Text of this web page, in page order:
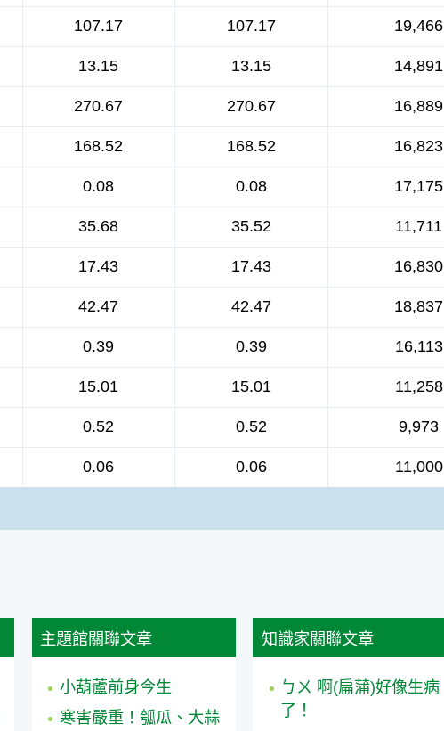
107.17 107.17 19,466
13.15 13.15 14,891
270.67 270.67 16,889
168.52 168.52 16,823
0.08 0.08 17,175
35.68 35.52 11,711
17.43 17.43 16,830
42.47 42.47 18,837
0.39 0.39 16,113
15.01 15.01 11,258
0.52 0.52 9,973
0.06 0.06 11,000
主題館關聯文章
小葫蘆前身今生
寒害嚴重！瓠瓜、大蒜
知識家關聯文章
ㄅㄨ 啊(扁蒲)好像生病
了！